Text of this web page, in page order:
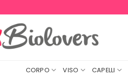
CORPO VISO CAPELLI